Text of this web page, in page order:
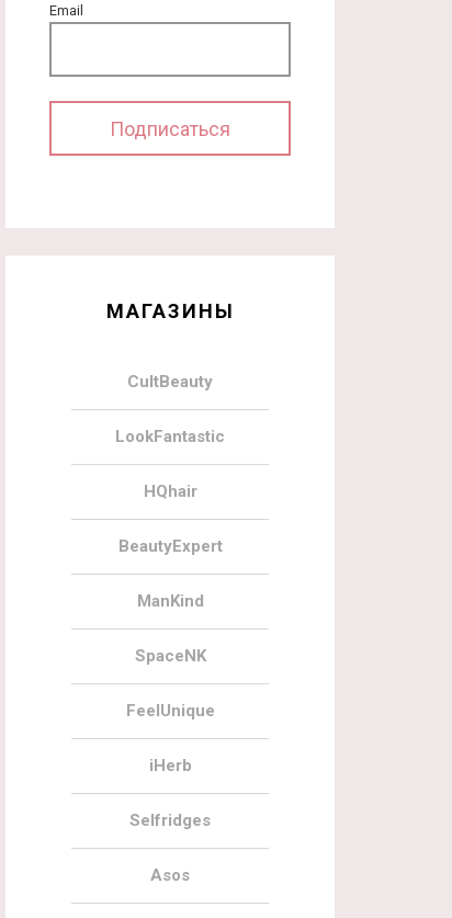
Email
МАГАЗИНЫ
CultBeauty
LookFantastic
HQhair
BeautyExpert
ManKind
SpaceNK
FeelUnique
iHerb
Selfridges
Asos